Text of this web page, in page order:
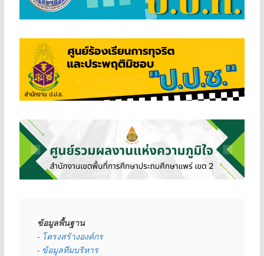
ข้อมูลพื้นฐาน
- โครงสร้างองค์กร
- ข้อมูลทีมบริหาร